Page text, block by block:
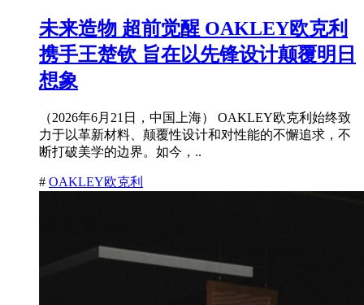
未来造物 超前觉醒 OAKLEY欧克利
携手王楚钦 旨在以先锋设计颠覆明日
想象
（2026年6月21日，中国上海） OAKLEY欧克利始终致
力于以革新材料、颠覆性设计和对性能的不懈追求，不
断打破美学的边界。如今，..
# OAKLEY欧克利